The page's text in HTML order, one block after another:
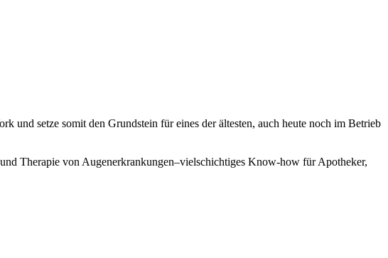
und setze somit den Grundstein für eines der ältesten, auch heute noch im Betrieb
Therapie von Augenerkrankungen–vielschichtiges Know-how für Apotheker,